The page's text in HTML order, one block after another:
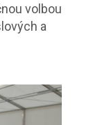
volbou
a